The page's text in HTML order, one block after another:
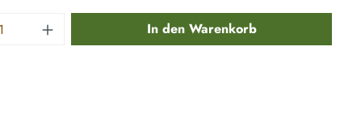
Anzahl: Gib den gewünschten Wert ein
In den Warenkorb